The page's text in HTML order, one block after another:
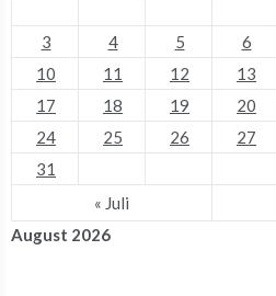
August 2026
3
4 5 6
10
11 12 13
17
18 19 20
24
25 26 27
31
« Juli